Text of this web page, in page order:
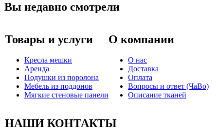
Вы недавно смотрели
Товары и услуги
Кресла мешки
Аренда
Подушки из поролона
Мебель из поддонов
Мягкие стеновые панели
О компании
О нас
Доставка
Оплата
Вопросы и ответ (ЧаВо)
Описание тканей
НАШИ КОНТАКТЫ